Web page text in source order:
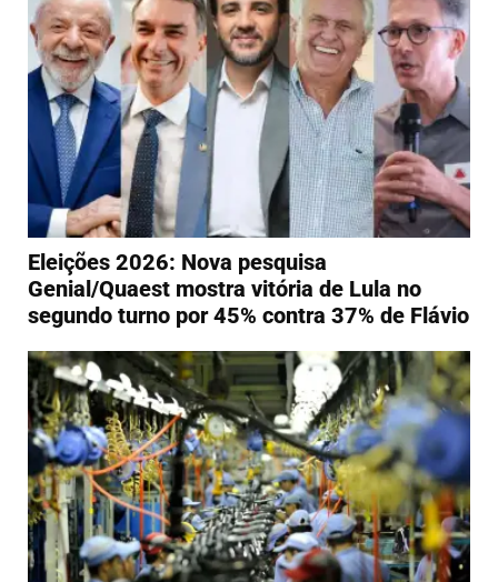
Eleições 2026: Nova pesquisa
Genial/Quaest mostra vitória de Lula no
segundo turno por 45% contra 37% de Flávio